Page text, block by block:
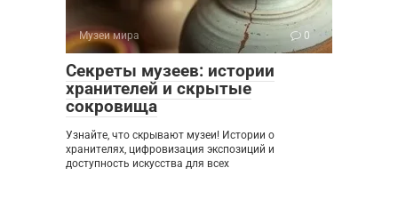
Музеи мира 0
Секреты музеев: истории
хранителей и скрытые
сокровища
Узнайте, что скрывают музеи! Истории о
хранителях, цифровизация экспозиций и
доступность искусства для всех